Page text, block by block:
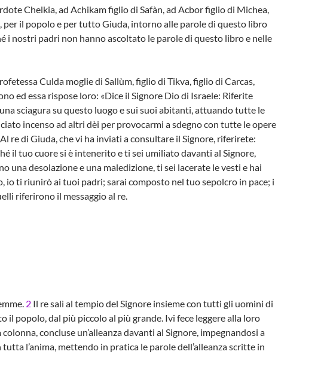
Chelkia, ad Achikam figlio di Safàn, ad Acbor figlio di Michea,
per il popolo e per tutto Giuda, intorno alle parole di questo libro
i nostri padri non hanno ascoltato le parole di questo libro e nelle
Culda moglie di Sallùm, figlio di Tikva, figlio di Carcas,
ed essa rispose loro: «Dice il Signore Dio di Israele: Riferite
sciagura su questo luogo e sui suoi abitanti, attuando tutte le
incenso ad altri dèi per provocarmi a sdegno con tutte le opere
Al re di Giuda, che vi ha inviati a consultare il Signore, riferirete:
il tuo cuore si è intenerito e ti sei umiliato davanti al Signore,
desolazione e una maledizione, ti sei lacerate le vesti e hai
io ti riunirò ai tuoi padri; sarai composto nel tuo sepolcro in pace; i
riferirono il messaggio al re.
2 Il re salì al tempio del Signore insieme con tutti gli uomini di
popolo, dal più piccolo al più grande. Ivi fece leggere alla loro
concluse un’alleanza davanti al Signore, impegnandosi a
l’anima, mettendo in pratica le parole dell’alleanza scritte in